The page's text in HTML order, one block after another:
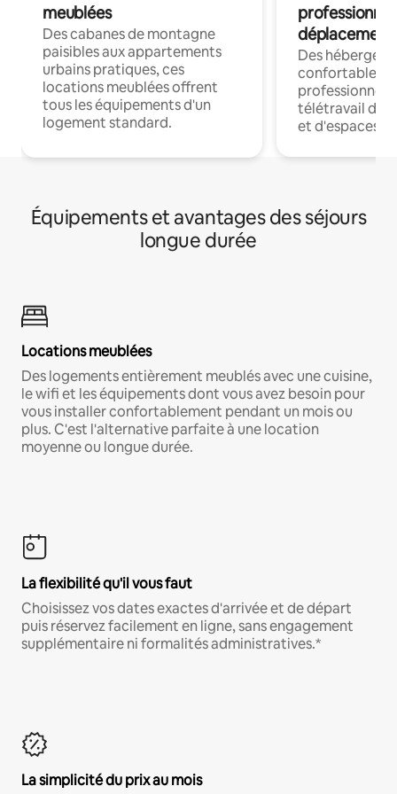
meublées
Des cabanes de montagne
paisibles aux appartements
urbains pratiques, ces
locations meublées offrent
tous les équipements d'un
logement standard.
déplacement
Des
confortables
professionnels
télétravail
et d'espaces
Équipements et avantages des séjours
longue durée
Locations meublées
Des logements entièrement meublés avec une cuisine,
le wifi et les équipements dont vous avez besoin pour
vous installer confortablement pendant un mois ou
plus. C'est l'alternative parfaite à une location
moyenne ou longue durée.
La flexibilité qu'il vous faut
Choisissez vos dates exactes d'arrivée et de départ
puis réservez facilement en ligne, sans engagement
supplémentaire ni formalités administratives.*
La simplicité du prix au mois